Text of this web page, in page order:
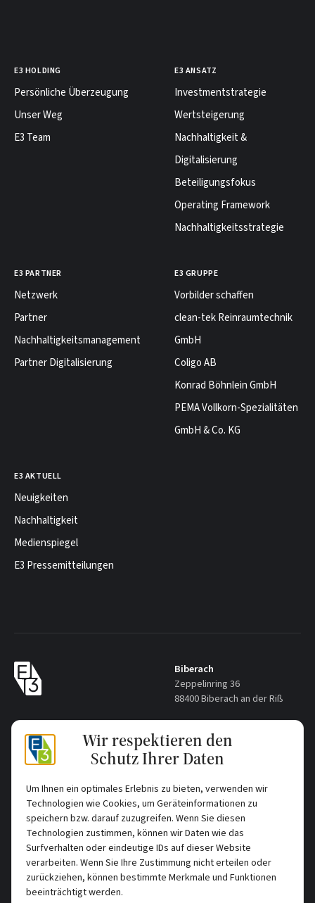
Wir respektieren den
Schutz Ihrer Daten
Um Ihnen ein optimales Erlebnis zu bieten, verwenden wir
Technologien wie Cookies, um Geräteinformationen zu
speichern bzw. darauf zuzugreifen. Wenn Sie diesen
Technologien zustimmen, können wir Daten wie das
Surfverhalten oder eindeutige IDs auf dieser Website
verarbeiten. Wenn Sie Ihre Zustimmung nicht erteilen oder
zurückziehen, können bestimmte Merkmale und Funktionen
beeinträchtigt werden.
E3 HOLDING
Persönliche Überzeugung
Unser Weg
E3 Team
E3 ANSATZ
Investmentstrategie
Wertsteigerung
Nachhaltigkeit &
Digitalisierung
Beteiligungsfokus
Operating Framework
Nachhaltigkeitsstrategie
E3 PARTNER
Netzwerk
Partner
Nachhaltigkeitsmanagement
Partner Digitalisierung
E3 GRUPPE
Vorbilder schaffen
clean-tek Reinraumtechnik
GmbH
Coligo AB
Konrad Böhnlein GmbH
PEMA Vollkorn-Spezialitäten
GmbH & Co. KG
E3 AKTUELL
Neuigkeiten
Nachhaltigkeit
Medienspiegel
E3 Pressemitteilungen
Biberach
Zeppelinring 36
88400 Biberach an der Riß
Neue Mainzer Straße 82
60311 Frankfurt am Main
+49 7351 82 96 15 20
office@e3holding.de
Nachricht senden
Impressum